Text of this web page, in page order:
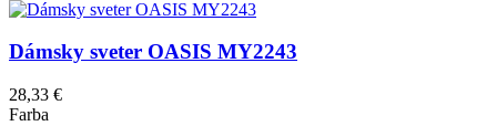
Dámsky sveter OASIS MY2243
28,33 €
Farba